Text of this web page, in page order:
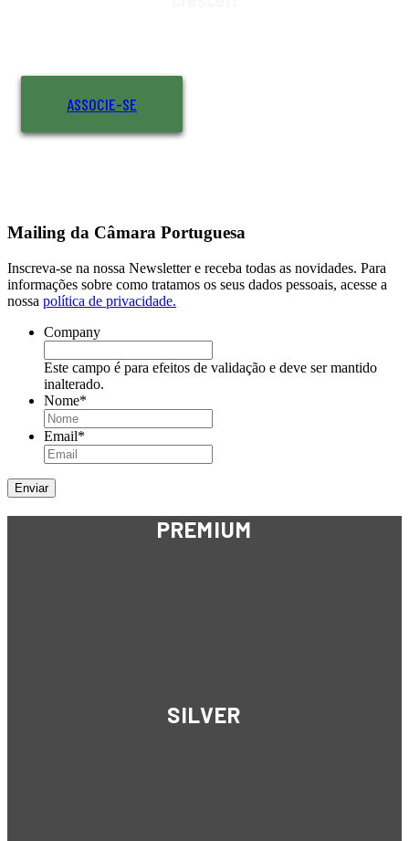
ASSOCIE-SE
Mailing da Câmara Portuguesa
Inscreva-se na nossa Newsletter e receba todas as novidades. Para
informações sobre como tratamos os seus dados pessoais, acesse a
nossa política de privacidade.
Company
Este campo é para efeitos de validação e deve ser mantido
inalterado.
Nome*
Email*
PREMIUM
SILVER